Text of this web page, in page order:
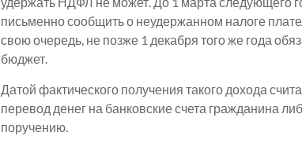
письменно сообщить о неудержанном налоге
свою очередь, не позже 1 декабря того же года
бюджет.
Датой фактического получения такого дохода
перевод денег на банковские счета гражданина
поручению.